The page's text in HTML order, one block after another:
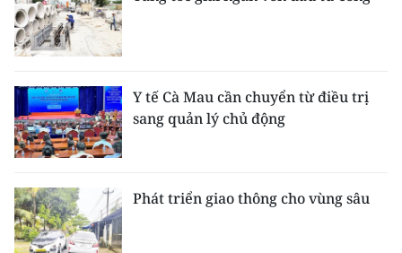
Y tế Cà Mau cần chuyển từ điều trị
sang quản lý chủ động
Phát triển giao thông cho vùng sâu